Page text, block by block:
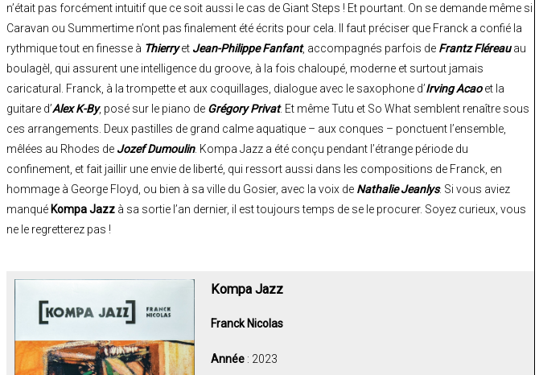
n’était pas forcément intuitif que ce soit aussi le cas de Giant Steps ! Et pourtant. On se demande même si
Caravan ou Summertime n’ont pas finalement été écrits pour cela. Il faut préciser que Franck a confié la
rythmique tout en finesse à Thierryet Jean-Philippe Fanfant, accompagnés parfois de Frantz Fléreauau
boulagèl, qui assurent une intelligence du groove, à la fois chaloupé, moderne et surtout jamais
caricatural. Franck, à la trompette et aux coquillages, dialogue avec le saxophone d’Irving Acaoet la
guitare d’Alex K-By, posé sur le piano de Grégory Privat. Et même Tutu et So What semblent renaître sous
ces arrangements. Deux pastilles de grand calme aquatique – aux conques – ponctuent l’ensemble,
mêlées au Rhodes de Jozef Dumoulin. Kompa Jazz a été conçu pendant l’étrange période du
confinement, et fait jaillir une envie de liberté, qui ressort aussi dans les compositions de Franck, en
hommage à George Floyd, ou bien à sa ville du Gosier, avec la voix de Nathalie Jeanlys. Si vous aviez
manqué Kompa Jazz à sa sortie l’an dernier, il est toujours temps de se le procurer. Soyez curieux, vous
ne le regretterez pas !
Kompa Jazz
Franck Nicolas
Année: 2023